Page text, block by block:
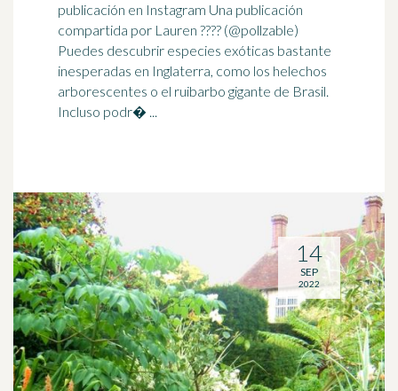
publicación en Instagram Una publicación
compartida por Lauren ???? (@pollzable)
Puedes descubrir especies exóticas bastante
inesperadas en Inglaterra, como los helechos
arborescentes o el ruibarbo gigante de Brasil.
Incluso podr� ...
14
SEP
2022